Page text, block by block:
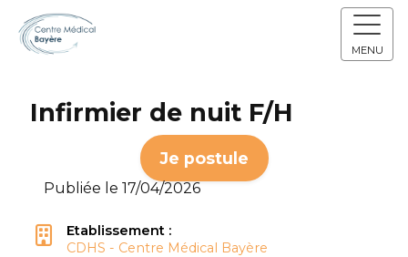
MENU
Infirmier de nuit F/H
Je postule
Publiée le 17/04/2026
Etablissement :
CDHS - Centre Médical Bayère